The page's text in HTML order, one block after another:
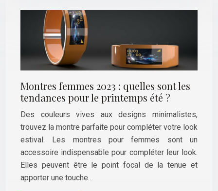
Montres femmes 2023 : quelles sont les
tendances pour le printemps été ?
Des couleurs vives aux designs minimalistes,
trouvez la montre parfaite pour compléter votre look
estival. Les montres pour femmes sont un
accessoire indispensable pour compléter leur look.
Elles peuvent être le point focal de la tenue et
apporter une touche…